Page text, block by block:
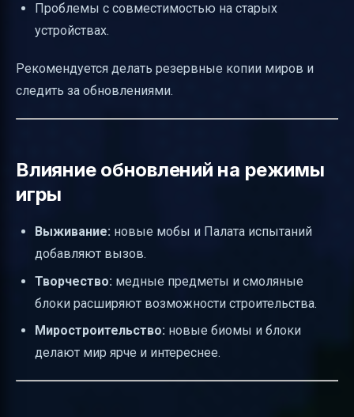
Проблемы с совместимостью на старых
устройствах.
Рекомендуется делать резервные копии миров и
следить за обновлениями.
Влияние обновлений на режимы
игры
Выживание: новые мобы и Палата испытаний
добавляют вызов.
Творчество: медные предметы и смоляные
блоки расширяют возможности строительства.
Миростроительство: новые биомы и блоки
делают мир ярче и интереснее.